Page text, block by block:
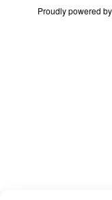
Proudly powered